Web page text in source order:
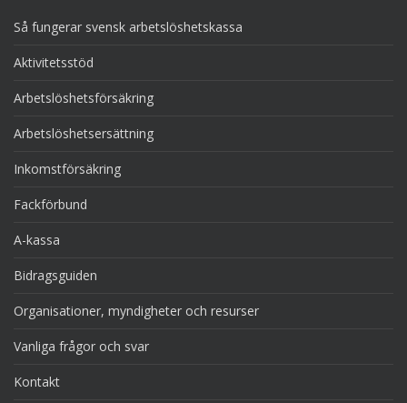
Så fungerar svensk arbetslöshetskassa
Aktivitetsstöd
Arbetslöshetsförsäkring
Arbetslöshetsersättning
Inkomstförsäkring
Fackförbund
A-kassa
Bidragsguiden
Organisationer, myndigheter och resurser
Vanliga frågor och svar
Kontakt